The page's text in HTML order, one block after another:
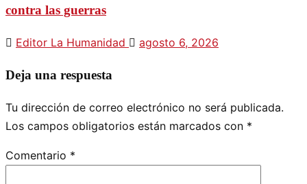
contra las guerras
Editor La Humanidad agosto 6, 2026
Deja una respuesta
Tu dirección de correo electrónico no será publicada.
Los campos obligatorios están marcados con *
Comentario *